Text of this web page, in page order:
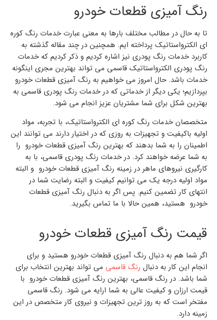
رنگ آمیزی قطعات خودرو
تا به حال در مطالب مختلف بارها به معنی عبارتخدمات رنگ کوره
ای الکترواستاتیک پرداخته ایم. همچنین در چند مقاله گذشته به
کاربردخدمات رنگ پودری نیز اشاره کردیم و ذکر کردیم کهخدمات
رنگ پودری الکترواستاتیک قاسمی می تواند بهترین مجری اینگونه
خدمات باشد. حال امروز می خواهیم به رنگ آمیزی قطعات خودرو
بپردازیم؛ یکی دیگر از خدماتی که درخدمات رنگ پودری قاسمی به
بهترین شکل برای شما مشتریان عزیز انجام می شود.
متخصصانخدمات رنگ کوره ای الکترواستاتیک، با تجربه، مواد
اولیه باکیفیت و تجهیزات به روزی که در اختیار دارند می توانند این
اطمینان را به شما بدهند که بهترین رنگ آمیزی قطعات خودرو را
به شما عرضه خواهند کرد. در خدمات رنگ پودری قاسمی، با به
کارگیری نیروهای ماهر در زمینه رنگ آمیزی قطعات خودرو و البته
مواد اولیه درجه یک می توانیم کیفیت و البته رضایت شما در
انتهای کار تضمین کنیم. پس اگر به دنبال رنگ آمیزی قطعات
خودرو هستید، همین حالا با ما تماس بگیرید.
قیمت رنگ آمیزی قطعات خودرو
اگر شما هم به دنبال رنگ آمیزی قطعات خودرو هستید و برای
انجام این کار به دنبال رنگ قاسمی می تواند بهترین انتخاب برای
شما باشد. در رنگ قاسمی، بهترین رنگ آمیزی قطعات خودرو با
قیمت ارزان و کیفیت عالی به شما ارایه می شود. رنگ قاسمی
مفتخر است که به روز ترین تجهیزات و نیروی کار متخصص در این
زمینه دارد.